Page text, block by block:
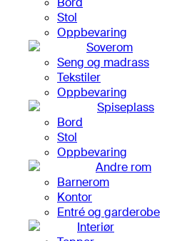
Stol
Oppbevaring
Soverom
Seng og madrass
Tekstiler
Oppbevaring
Spiseplass
Bord
Stol
Oppbevaring
Andre rom
Barnerom
Kontor
Entré og garderobe
Interiør